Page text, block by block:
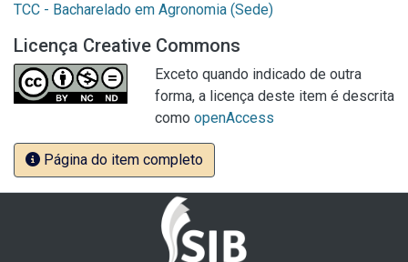
TCC - Bacharelado em Agronomia (Sede)
Licença Creative Commons
Exceto quando indicado de outra
forma, a licença deste item é descrita
como openAccess
Página do item completo